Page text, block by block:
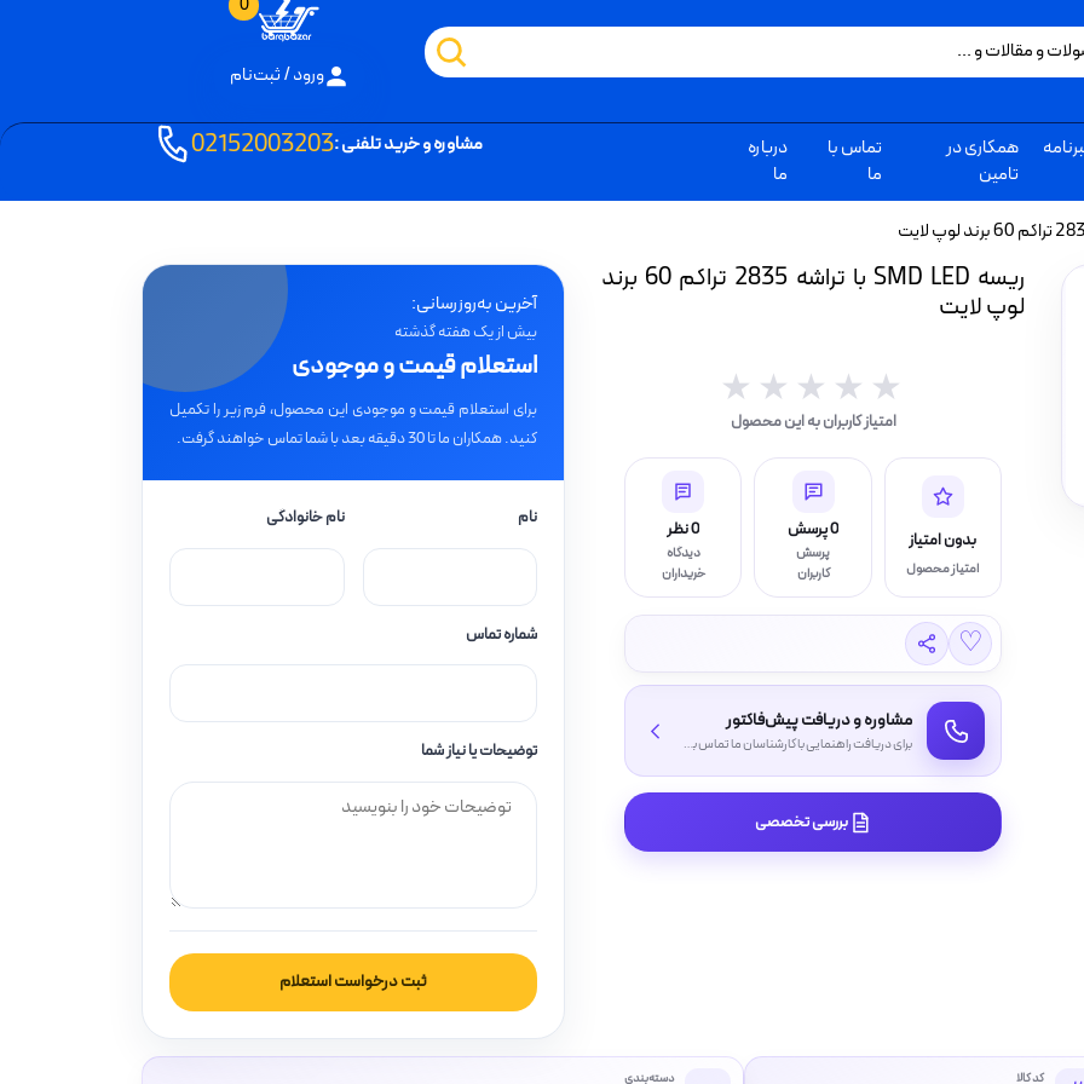
0
ورود / ثبت‌نام
همکاری در
تامین
تماس با
ما
درباره
ما
مشاوره و خرید تلفنی :02152003203
ریسه SMD LED با تراشه 2835 تراکم 60 برند
لوپ لایت
★★★★★
★★★★★
امتیاز کاربران به این محصول
بدون امتیاز
امتیاز محصول
0 پرسش
پرسش
کاربران
0 نظر
دیدگاه
خریداران
♡
مشاوره و دریافت پیش‌فاکتور
برای دریافت راهنمایی با کارشناسان ما تماس بگیرید
بررسی تخصصی
آخرین به‌روزرسانی:
بیش از یک هفته گذشته
استعلام قیمت و موجودی
برای استعلام قیمت و موجودی این محصول، فرم زیر را تکمیل
کنید. همکاران ما تا 30 دقیقه بعد با شما تماس خواهند گرفت.
نام نام خانوادگی
شماره تماس
توضیحات یا نیاز شما
ثبت درخواست استعلام
کد کالا دسته‌بندی